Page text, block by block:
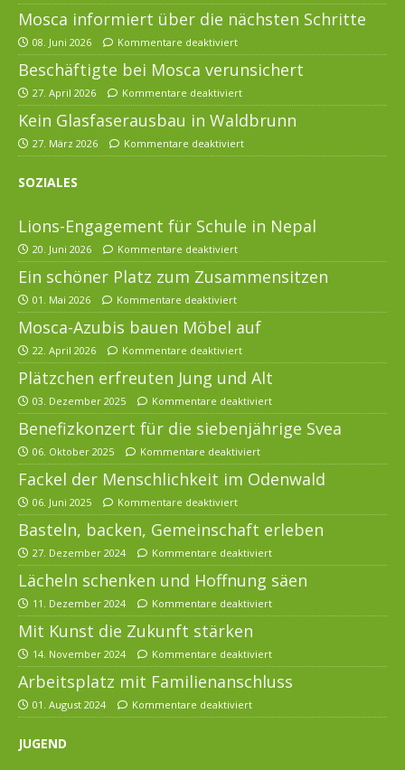
Mosca informiert über die nächsten Schritte
08. Juni 2026 Kommentare deaktiviert
Beschäftigte bei Mosca verunsichert
27. April 2026 Kommentare deaktiviert
Kein Glasfaserausbau in Waldbrunn
27. März 2026 Kommentare deaktiviert
SOZIALES
Lions-Engagement für Schule in Nepal
20. Juni 2026 Kommentare deaktiviert
Ein schöner Platz zum Zusammensitzen
01. Mai 2026 Kommentare deaktiviert
Mosca-Azubis bauen Möbel auf
22. April 2026 Kommentare deaktiviert
Plätzchen erfreuten Jung und Alt
03. Dezember 2025 Kommentare deaktiviert
Benefizkonzert für die siebenjährige Svea
06. Oktober 2025 Kommentare deaktiviert
Fackel der Menschlichkeit im Odenwald
06. Juni 2025 Kommentare deaktiviert
Basteln, backen, Gemeinschaft erleben
27. Dezember 2024 Kommentare deaktiviert
Lächeln schenken und Hoffnung säen
11. Dezember 2024 Kommentare deaktiviert
Mit Kunst die Zukunft stärken
14. November 2024 Kommentare deaktiviert
Arbeitsplatz mit Familienanschluss
01. August 2024 Kommentare deaktiviert
JUGEND